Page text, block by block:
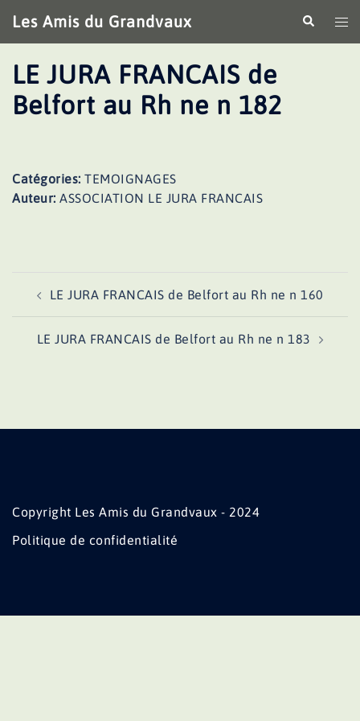
au
contenu
Les Amis du Grandvaux
le
LE JURA FRANCAIS de
Belfort au Rh ne n 182
Catégories: TEMOIGNAGES
Auteur: ASSOCIATION LE JURA FRANCAIS
d’article
LE JURA FRANCAIS de Belfort au Rh ne n 160
LE JURA FRANCAIS de Belfort au Rh ne n 183
Copyright Les Amis du Grandvaux - 2024
Politique de confidentialité